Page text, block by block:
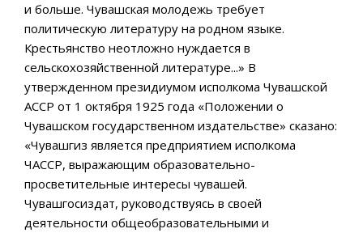
и больше. Чувашская молодежь требует
политическую литературу на родном языке.
Крестьянство неотложно нуждается в
сельскохозяйственной литературе...» В
утвержденном президиумом исполкома Чувашской
АССР от 1 октября 1925 года «Положении о
Чувашском государственном издательстве» сказано:
«Чувашгиз является предприятием исполкома
ЧАССР, выражающим образовательно-
просветительные интересы чувашей.
Чувашгосиздат, руководствуясь в своей
деятельности общеобразовательными и